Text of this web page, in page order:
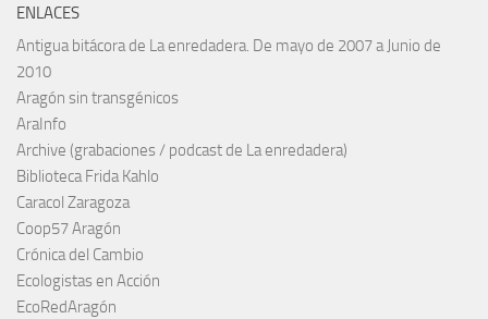
ENLACES
Antigua bitácora de La enredadera. De mayo de 2007 a Junio de
2010
Aragón sin transgénicos
AraInfo
Archive (grabaciones / podcast de La enredadera)
Biblioteca Frida Kahlo
Caracol Zaragoza
Coop57 Aragón
Crónica del Cambio
Ecologistas en Acción
EcoRedAragón